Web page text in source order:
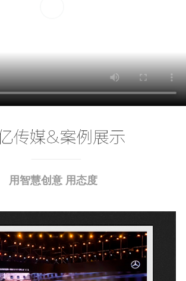
用智慧创意 用态度